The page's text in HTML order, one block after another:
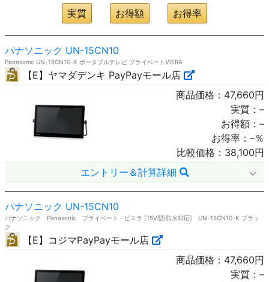
パナソニック UN-15CN10
Panasonic UN-15CN10-K ポータブルテレビ プライベートVIERA
【E】ヤマダデンキ PayPayモール店
商品価格： 47,660円
実質： –
お得額： –
お得率： –％
比較価格： 38,100円
エントリー＆計算詳細
パナソニック UN-15CN10
パナソニック Panasonic プライベート・ビエラ [15V型/防水対応] UN-15CN10-K ブラッ
ク
【E】コジマPayPayモール店
商品価格： 47,660円
実質： –